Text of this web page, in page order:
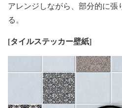
アレンジしながら、部分的に張
る。
[タイルステッカー壁紙]